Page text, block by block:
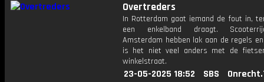
Overtreders
In Rotterdam gaat iemand de fout in,
een enkelband draagt.
Amsterdam hebben lak aan de regels
is het niet veel anders met de
winkelstraat.
23-05-2025 18:52 SBS